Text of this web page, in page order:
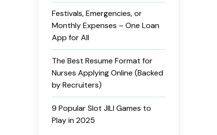
Festivals, Emergencies, or
Monthly Expenses – One Loan
App for All
The Best Resume Format for
Nurses Applying Online (Backed
by Recruiters)
9 Popular Slot JILI Games to
Play in 2025